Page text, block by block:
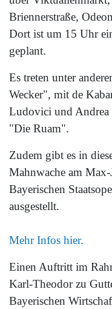
Briennerstraße,
Dort ist um 15 Uhr
geplant.
Es treten unter
Wecker", mit de
Ludovici und
"Die Ruam".
Zudem gibt es in
Mahnwache am Max-
Bayerischen
ausgestellt.
Mehr Infos hier.
Einen Auftritt im
Karl-Theodor zu
Bayerischen